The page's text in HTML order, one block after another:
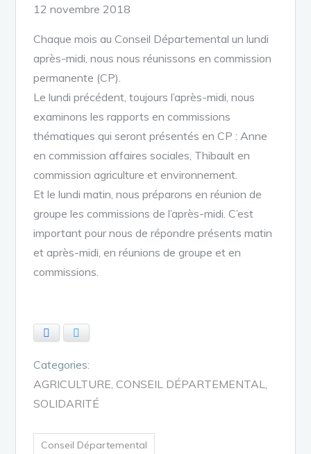
Posted
12 novembre 2018
Chaque mois au Conseil Départemental un lundi
après-midi, nous nous réunissons en commission
permanente (CP).
Le lundi précédent, toujours l’après-midi, nous
examinons les rapports en commissions
thématiques qui seront présentés en CP : Anne
en commission affaires sociales, Thibault en
commission agriculture et environnement.
Et le lundi matin, nous préparons en réunion de
groupe les commissions de l’après-midi. C’est
important pour nous de répondre présents matin
et après-midi, en réunions de groupe et en
commissions.
Categories:
AGRICULTURE CONSEIL DÉPARTEMENTAL
SOLIDARITÉ
Conseil Départemental